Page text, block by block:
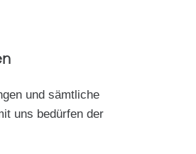
und sämtliche
uns bedürfen der